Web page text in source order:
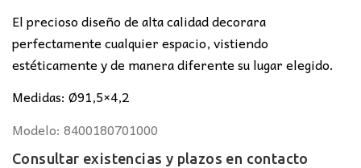
El precioso diseño de alta calidad decorara
perfectamente cualquier espacio, vistiendo
estéticamente y de manera diferente su lugar elegido.
Medidas: Ø91,5×4,2
Modelo: 8400180701000
Consultar existencias y plazos en contacto